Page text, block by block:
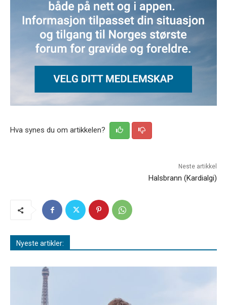
Hva synes du om artikkelen?
Neste artikkel
Halsbrann (Kardialgi)
Nyeste artikler: